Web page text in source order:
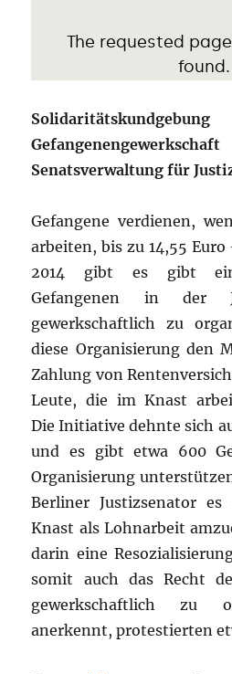
Senatsverwaltung für
Gefangene verdienen,
arbeiten, bis zu 14,55
2014 gibt es gibt
Gefangenen in der
gewerkschaftlich zu
diese Organisierung den
Zahlung von
Leute, die im Knast
Die Initiative dehnte sich
und es gibt etwa 600
Organisierung
Berliner Justizsenator
Knast als Lohnarbeit
darin eine
somit auch das Recht
gewerkschaftlich zu
anerkennt, protestierten